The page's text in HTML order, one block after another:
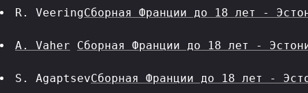
R. VeeringСборная Франции до 18 лет -
A. Vaher Сборная Франции до 18 лет -
S. AgaptsevСборная Франции до 18 лет -